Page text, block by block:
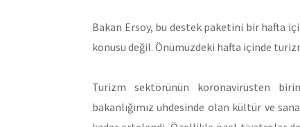
Bakan Ersoy, bu destek paketini bir hafta
konusu değil. Önümüzdeki hafta içinde
Turizm sektörünün koronavirüsten
bakanlığımız uhdesinde olan kültür ve